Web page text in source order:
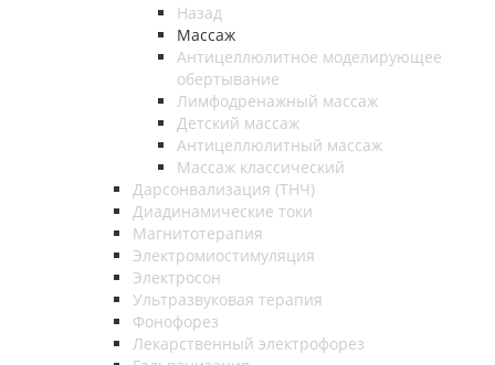
Назад
Массаж
Антицеллюлитное моделирующее
обертывание
Лимфодренажный массаж
Детский массаж
Антицеллюлитный массаж
Массаж классический
Дарсонвализация (ТНЧ)
Диадинамические токи
Магнитотерапия
Электромиостимуляция
Электросон
Ультразвуковая терапия
Фонофорез
Лекарственный электрофорез